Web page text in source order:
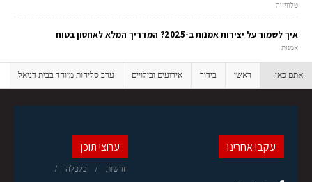
טלוויזיה
איך לשמור על יצירות אמנות ב-2025? המדריך המלא לאחסון בטוח
אמנות
אתם כאן: ראשי בידור אירועים ובילויים ערב סליחות מיוחד בבית דניאל
ערוצי תוכן
חדשות כלכלה
עקבו אחרינו